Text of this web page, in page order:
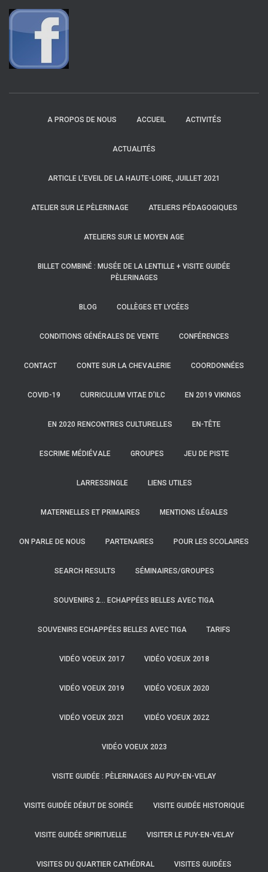
A PROPOS DE NOUS ACCUEIL ACTIVITÉS
ACTUALITÉS
ARTICLE L’EVEIL DE LA HAUTE-LOIRE, JUILLET 2021
ATELIER SUR LE PÈLERINAGE ATELIERS PÉDAGOGIQUES
ATELIERS SUR LE MOYEN AGE
BILLET COMBINÉ : MUSÉE DE LA LENTILLE + VISITE GUIDÉE
PÈLERINAGES
BLOG COLLÈGES ET LYCÉES
CONDITIONS GÉNÉRALES DE VENTE CONFÉRENCES
CONTACT CONTE SUR LA CHEVALERIE COORDONNÉES
COVID-19 CURRICULUM VITAE D’ILC EN 2019 VIKINGS
EN 2020 RENCONTRES CULTURELLES EN-TÊTE
ESCRIME MÉDIÉVALE GROUPES JEU DE PISTE
LARRESSINGLE LIENS UTILES
MATERNELLES ET PRIMAIRES MENTIONS LÉGALES
ON PARLE DE NOUS PARTENAIRES POUR LES SCOLAIRES
SEARCH RESULTS SÉMINAIRES/GROUPES
SOUVENIRS 2… ECHAPPÉES BELLES AVEC TIGA
SOUVENIRS ECHAPPÉES BELLES AVEC TIGA TARIFS
VIDÉO VOEUX 2017 VIDÉO VOEUX 2018
VIDÉO VOEUX 2019 VIDÉO VOEUX 2020
VIDÉO VOEUX 2021 VIDÉO VOEUX 2022
VIDÉO VOEUX 2023
VISITE GUIDÉE : PÈLERINAGES AU PUY-EN-VELAY
VISITE GUIDÉE DÉBUT DE SOIRÉE VISITE GUIDÉE HISTORIQUE
VISITE GUIDÉE SPIRITUELLE VISITER LE PUY-EN-VELAY
VISITES DU QUARTIER CATHÉDRAL VISITES GUIDÉES